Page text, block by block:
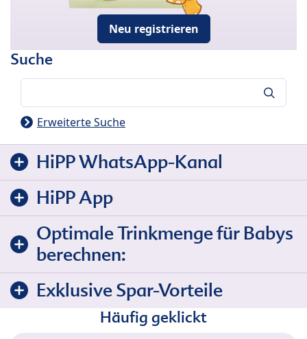
Neu registrieren
Suche
Erweiterte Suche
HiPP WhatsApp-Kanal
HiPP App
Optimale Trinkmenge für Babys
berechnen:
Exklusive Spar-Vorteile
Häufig geklickt